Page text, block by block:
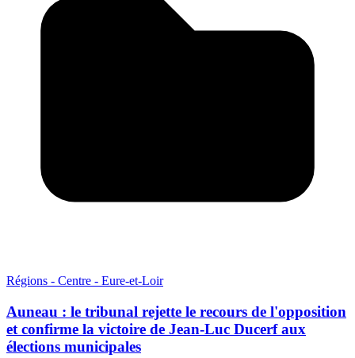
Régions - Centre - Eure-et-Loir
Auneau : le tribunal rejette le recours de l'opposition
et confirme la victoire de Jean-Luc Ducerf aux
élections municipales